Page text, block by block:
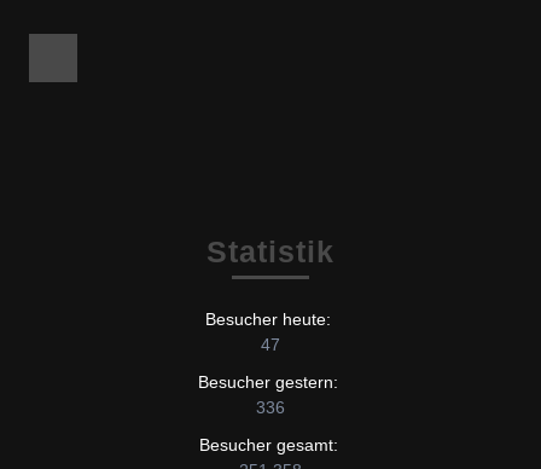
Statistik
Besucher heute:
47
Besucher gestern:
336
Besucher gesamt: